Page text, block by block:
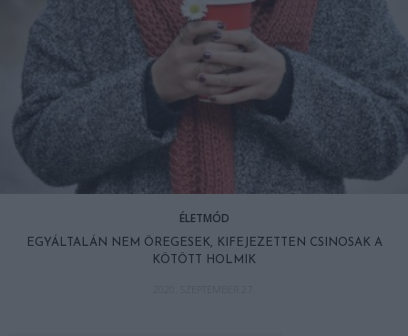
ÉLETMÓD
EGYÁLTALÁN NEM ÖREGESEK, KIFEJEZETTEN CSINOSAK A
KÖTÖTT HOLMIK